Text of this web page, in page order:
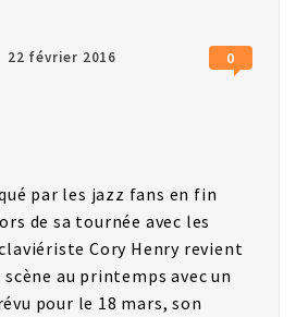
22 février 2016 0
par les jazz fans en fin
de sa tournée avec les
Cory Henry revient
au printemps avec un
pour le 18 mars, son